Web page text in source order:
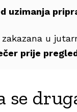
uzimanja
zakazana u
prije
se